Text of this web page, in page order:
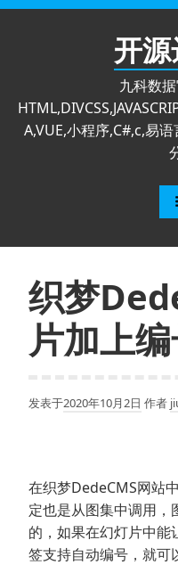
跳
开
九科数
A,VUE,小程序,C#,c,易
织梦
片加上
发表于2020年10月2日 作者
在织梦DedeCMS网站
定也是从图集中调用，
的，如果在幻灯片中
签支持自动编号，就可